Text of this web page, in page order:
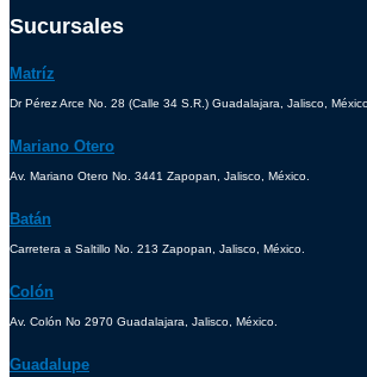
Sucursales
Matríz
Dr Pérez Arce No. 28 (Calle 34 S.R.) Guadalajara, Jalisco,
Mariano Otero
Av. Mariano Otero No. 3441 Zapopan, Jalisco, México.
Batán
Carretera a Saltillo No. 213 Zapopan, Jalisco, México.
Colón
Av. Colón No 2970 Guadalajara, Jalisco, México.
Guadalupe